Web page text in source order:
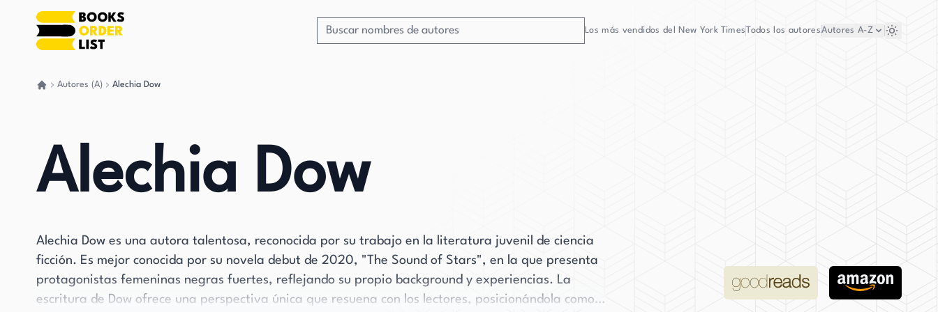
Los más vendidos del New York TimesTodos los autoresAutores A-Z
Autores (A) Alechia Dow
Alechia Dow
Alechia Dow es una autora talentosa, reconocida por su trabajo en la literatura juvenil de ciencia
ficción. Es mejor conocida por su novela debut de 2020, "The Sound of Stars", en la que presenta
protagonistas femeninas negras fuertes, reflejando su propio background y experiencias. La
escritura de Dow ofrece una perspectiva única que resuena con los lectores, posicionándola como